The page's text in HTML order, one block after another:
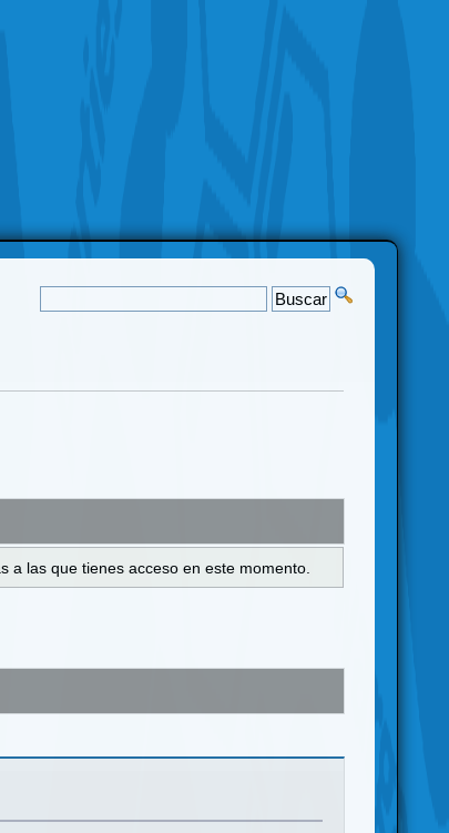
a las que tienes acceso en este momento.